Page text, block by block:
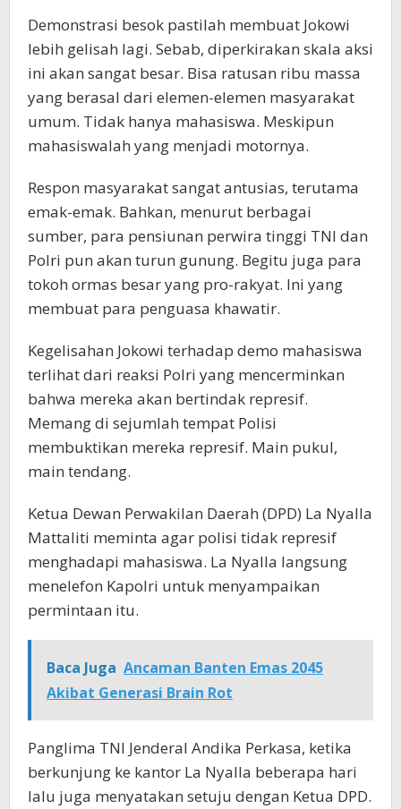
Demonstrasi besok pastilah membuat Jokowi
lebih gelisah lagi. Sebab, diperkirakan skala aksi
ini akan sangat besar. Bisa ratusan ribu massa
yang berasal dari elemen-elemen masyarakat
umum. Tidak hanya mahasiswa. Meskipun
mahasiswalah yang menjadi motornya.
Respon masyarakat sangat antusias, terutama
emak-emak. Bahkan, menurut berbagai
sumber, para pensiunan perwira tinggi TNI dan
Polri pun akan turun gunung. Begitu juga para
tokoh ormas besar yang pro-rakyat. Ini yang
membuat para penguasa khawatir.
Kegelisahan Jokowi terhadap demo mahasiswa
terlihat dari reaksi Polri yang mencerminkan
bahwa mereka akan bertindak represif.
Memang di sejumlah tempat Polisi
membuktikan mereka represif. Main pukul,
main tendang.
Ketua Dewan Perwakilan Daerah (DPD) La Nyalla
Mattaliti meminta agar polisi tidak represif
menghadapi mahasiswa. La Nyalla langsung
menelefon Kapolri untuk menyampaikan
permintaan itu.
Baca Juga Ancaman Banten Emas 2045
Akibat Generasi Brain Rot
Panglima TNI Jenderal Andika Perkasa, ketika
berkunjung ke kantor La Nyalla beberapa hari
lalu juga menyatakan setuju dengan Ketua DPD.